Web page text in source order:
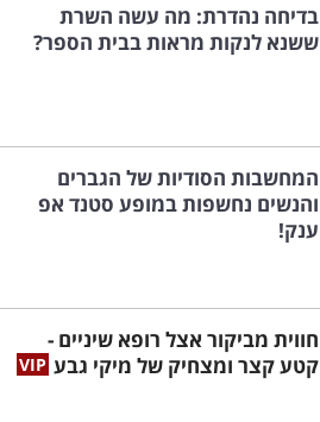
בדיחה נהדרת: מה עשה השרת
ששנא לנקות מראות בבית הספר?
המחשבות הסודיות של הגברים
והנשים נחשפות במופע סטנד אפ
ענק!
חווית מביקור אצל רופא שיניים -
קטע קצר ומצחיק של מיקי גבע